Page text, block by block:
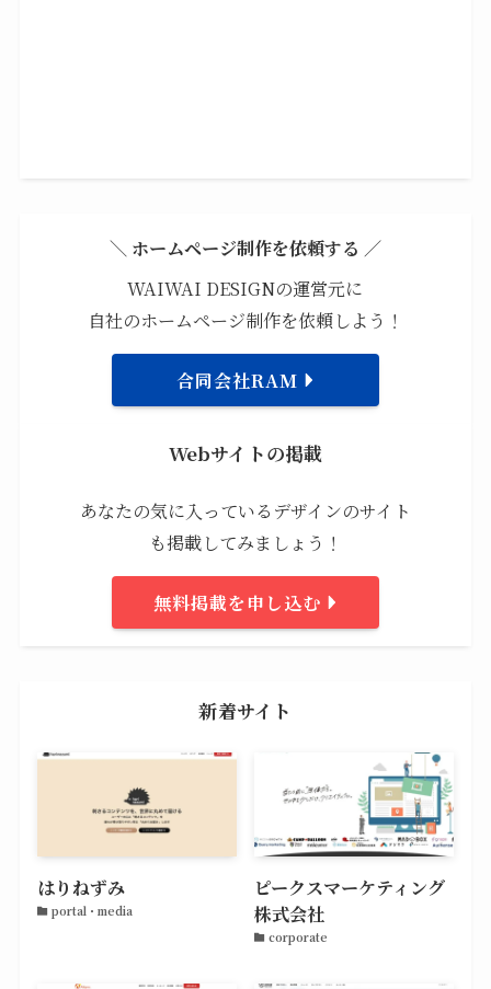
＼ ホームページ制作を依頼する ／
WAIWAI DESIGNの運営元に
自社のホームページ制作を依頼しよう！
合同会社RAM
Webサイトの掲載
あなたの気に入っているデザインのサイト
も掲載してみましょう！
無料掲載を申し込む
新着サイト
はりねずみ
portal・media
ピークスマーケティング
株式会社
corporate